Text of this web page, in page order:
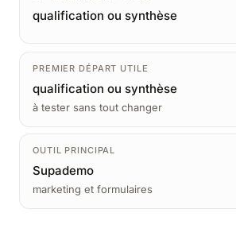
qualification ou synthèse
PREMIER DÉPART UTILE
qualification ou synthèse
à tester sans tout changer
OUTIL PRINCIPAL
Supademo
marketing et formulaires